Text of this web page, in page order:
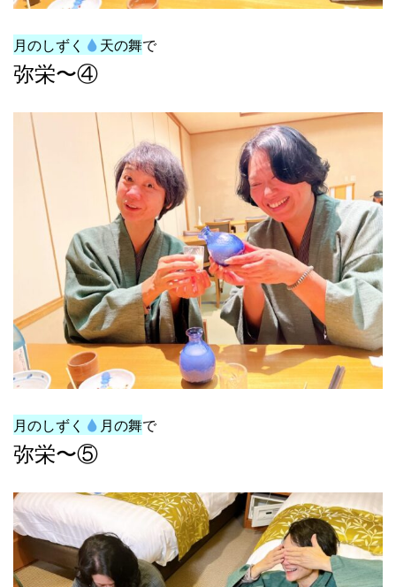
月のしずく 天の舞で
弥栄〜④
月のしずく 月の舞で
弥栄〜⑤